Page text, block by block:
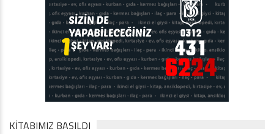
KİTABIMIZ BASILDI